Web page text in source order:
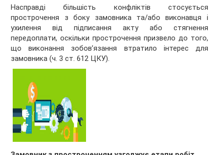
Насправді більшість конфліктів стосується
прострочення з боку замовника та/або виконавця і
ухилення від підписання акту або стягнення
передоплати, оскільки прострочення призвело до того,
що виконання зобов’язання втратило інтерес для
замовника (ч. 3 ст. 612 ЦКУ).